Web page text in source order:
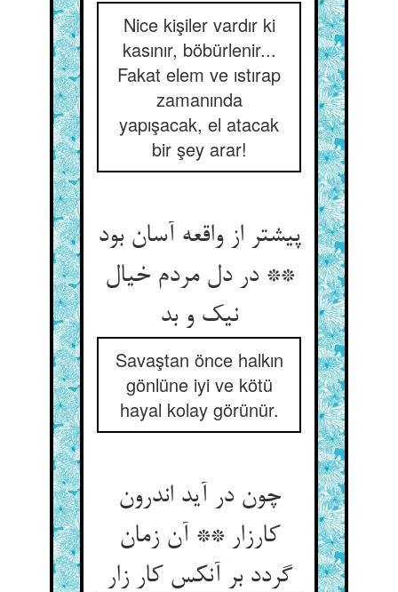
Nice kişiler vardır ki
kasınır, böbürlenir...
Fakat elem ve ıstırap
zamanında
yapışacak, el atacak
bir şey arar!
پیشتر از واقعه آسان بود
** در دل مردم خیال
نیک و بد
Savaştan önce halkın
gönlüne iyi ve kötü
hayal kolay görünür.
چون در آید اندرون
کارزار ** آن زمان
گردد بر آنکس کار زار